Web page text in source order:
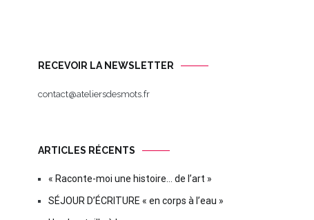
RECEVOIR LA NEWSLETTER
contact@ateliersdesmots.fr
ARTICLES RÉCENTS
« Raconte-moi une histoire… de l’art »
SÉJOUR D’ÉCRITURE « en corps à l’eau »